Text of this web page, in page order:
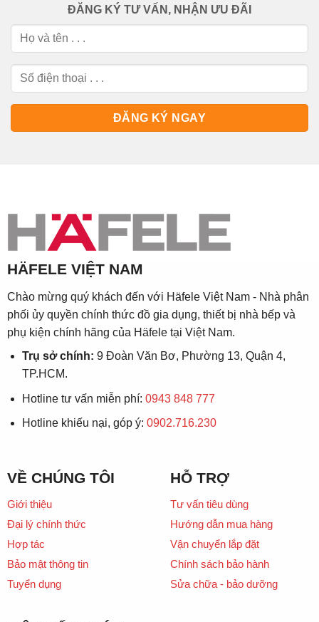
ĐĂNG KÝ TƯ VẤN, NHẬN ƯU ĐÃI
HÄFELE VIỆT NAM
Chào mừng quý khách đến với Häfele Việt Nam - Nhà phân
phối ủy quyền chính thức đồ gia dụng, thiết bị nhà bếp và
phụ kiện chính hãng của Häfele tại Việt Nam.
Trụ sở chính: 9 Đoàn Văn Bơ, Phường 13, Quận 4,
TP.HCM.
Hotline tư vấn miễn phí: 0943 848 777
Hotline khiếu nại, góp ý: 0902.716.230
VỀ CHÚNG TÔI
Giới thiệu
Đại lý chính thức
Hợp tác
Bảo mật thông tin
Tuyển dụng
HỖ TRỢ
Tư vấn tiêu dùng
Hướng dẫn mua hàng
Vận chuyển lắp đặt
Chính sách bảo hành
Sửa chữa - bảo dưỡng